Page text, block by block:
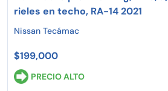
rieles en techo, RA-14 2021
Nissan Tecámac
$199,000
PRECIO ALTO